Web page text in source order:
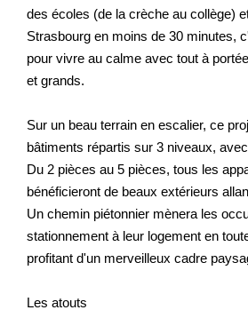
des écoles (de la crèche au collège)
Strasbourg en moins de 30 minutes,
pour vivre au calme avec tout à
et grands.
Sur un beau terrain en escalier, ce
bâtiments répartis sur 3 niveaux,
Du 2 pièces au 5 pièces, tous les
bénéficieront de beaux extérieurs
Un chemin piétonnier mènera les
stationnement à leur logement en
profitant d'un merveilleux cadre
Les atouts